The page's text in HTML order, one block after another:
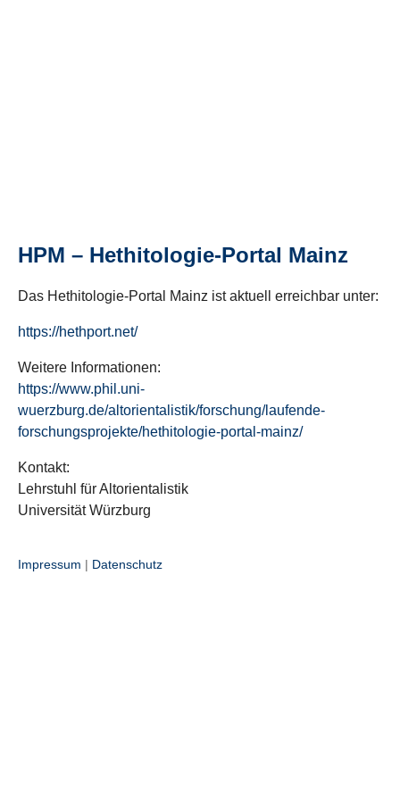
HPM – Hethitologie-Portal Mainz
Das Hethitologie-Portal Mainz ist aktuell erreichbar unter:
https://hethport.net/
Weitere Informationen:
https://www.phil.uni-
wuerzburg.de/altorientalistik/forschung/laufende-
forschungsprojekte/hethitologie-portal-mainz/
Kontakt:
Lehrstuhl für Altorientalistik
Universität Würzburg
Impressum | Datenschutz